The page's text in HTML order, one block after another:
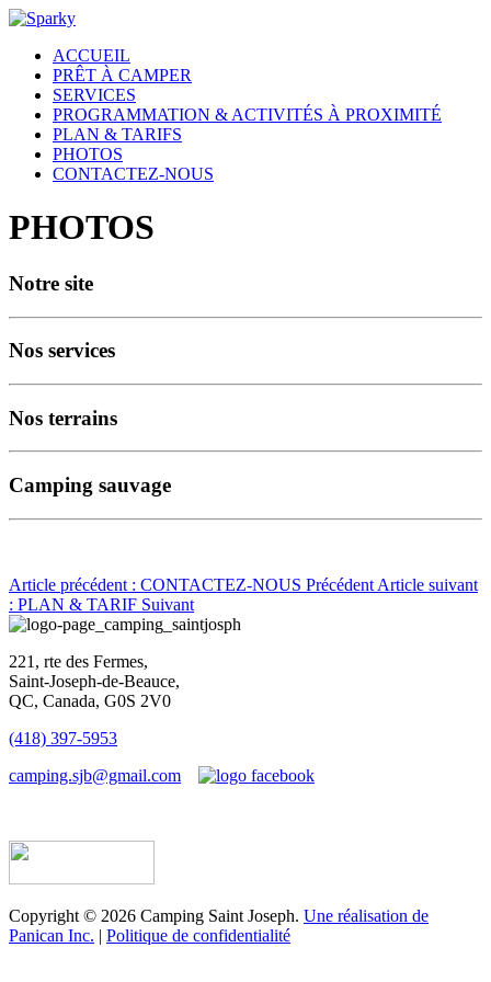
ACCUEIL
PRÊT À CAMPER
SERVICES
PROGRAMMATION & ACTIVITÉS À PROXIMITÉ
PLAN & TARIFS
PHOTOS
CONTACTEZ-NOUS
PHOTOS
Notre site
Nos services
Nos terrains
Camping sauvage
Article précédent : CONTACTEZ-NOUS Précédent Article suivant
: PLAN & TARIF Suivant
221, rte des Fermes,
Saint-Joseph-de-Beauce,
QC, Canada, G0S 2V0
(418) 397-5953
camping.sjb@gmail.com
Copyright © 2026 Camping Saint Joseph. Une réalisation de
Panican Inc. | Politique de confidentialité